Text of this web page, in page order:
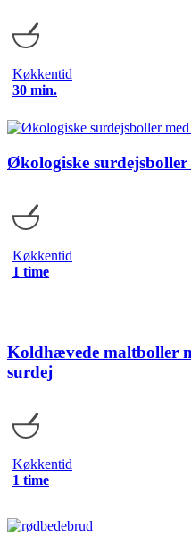
Køkkentid
30 min.
Økologiske
Køkkentid
1 time
Koldhævede maltboller
surdej
Køkkentid
1 time